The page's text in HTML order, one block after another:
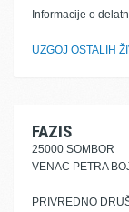
Informacije o
UZGOJ OSTALIH
FAZIS
25000 SOMBOR
VENAC PETRA
PRIVREDNO